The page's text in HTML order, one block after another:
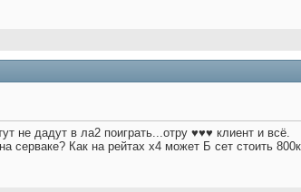
не дадут в ла2 поиграть...отру ♥♥♥ клиент и всё.
серваке? Как на рейтах х4 может Б сет стоить